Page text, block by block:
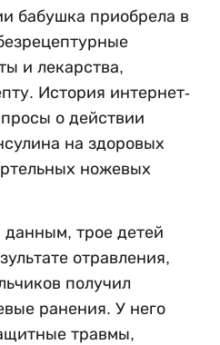
бабушка приобрела в
и лекарства,
История интернет-
о действии
на здоровых
ножевых
трое детей
отравления,
получил
ранения. У него
травмы,